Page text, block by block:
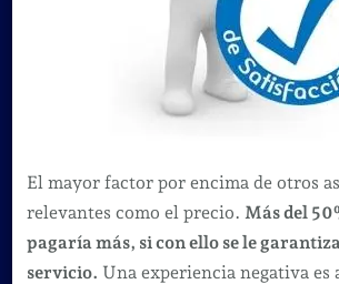
El mayor factor por encima de otros
relevantes como el precio. Más del
pagaría más, si con ello se le
servicio. Una experiencia negativa es